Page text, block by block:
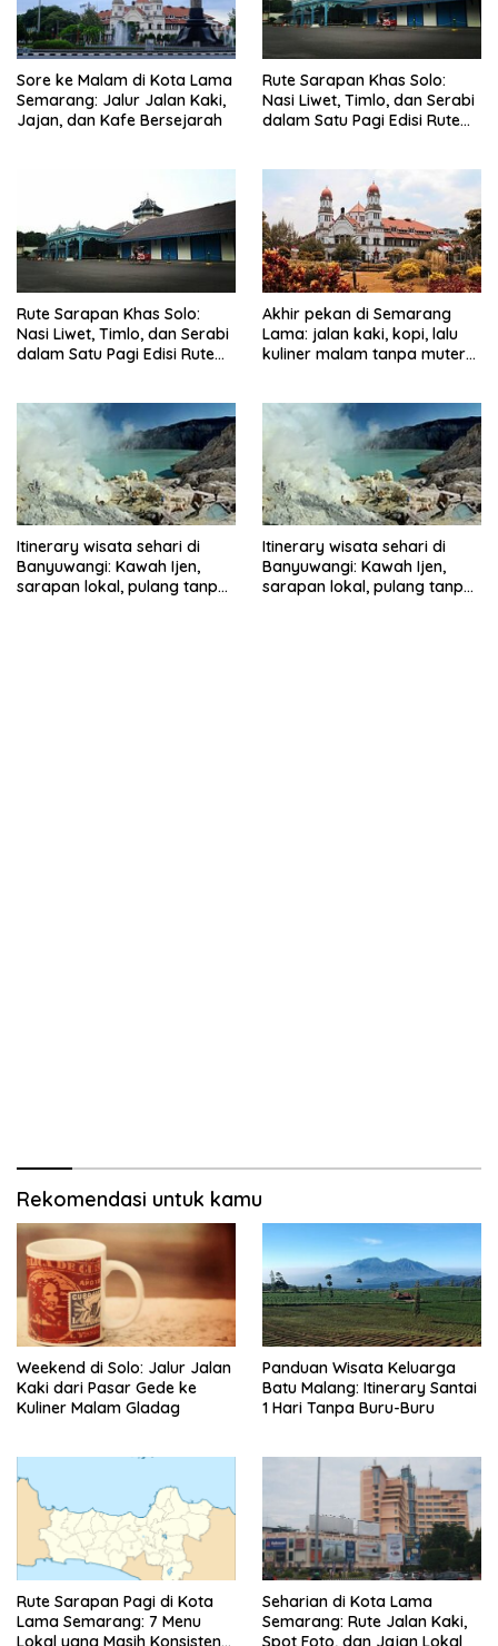
Sore ke Malam di Kota Lama
Semarang: Jalur Jalan Kaki,
Jajan, dan Kafe Bersejarah
Rute Sarapan Khas Solo:
Nasi Liwet, Timlo, dan Serabi
dalam Satu Pagi Edisi Rute
Rute Sarapan Khas Solo:
Nasi Liwet, Timlo, dan Serabi
dalam Satu Pagi Edisi Rute
Akhir pekan di Semarang
Lama: jalan kaki, kopi, lalu
kuliner malam tanpa muter
Itinerary wisata sehari di
Banyuwangi: Kawah Ijen,
sarapan lokal, pulang tanpa
Itinerary wisata sehari di
Banyuwangi: Kawah Ijen,
sarapan lokal, pulang tanpa
Rekomendasi untuk kamu
Weekend di Solo: Jalur Jalan
Kaki dari Pasar Gede ke
Kuliner Malam Gladag
Panduan Wisata Keluarga
Batu Malang: Itinerary Santai
1 Hari Tanpa Buru-Buru
Rute Sarapan Pagi di Kota
Lama Semarang: 7 Menu
Lokal yang Masih Konsisten
Seharian di Kota Lama
Semarang: Rute Jalan Kaki,
Spot Foto, dan Jajan Lokal